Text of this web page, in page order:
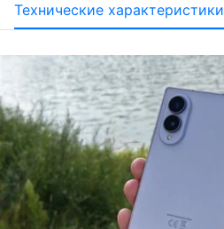
Технические характеристики